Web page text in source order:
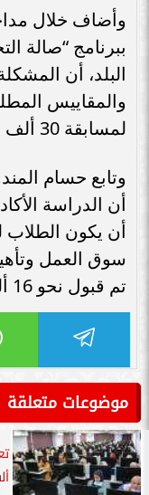
وأضاف خلال
ببرنامج “صالة
البلد، أن
والمقاييس
لمسابقة 30 ألف معلم.
وتابع حسام
أن الدراسة
أن يكون الطلاب
سوق العمل
تم قبول نحو 16 ألف خريج للمسابقة”.
موضوعات متعلقة